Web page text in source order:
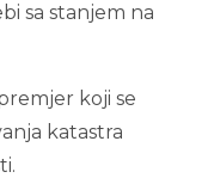
sa stanjem na
koji se
katastra